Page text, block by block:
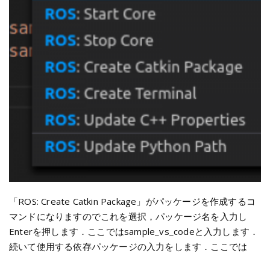
「ROS: Create Catkin Package」がパッケージを作成するコ
マンドになりますのでこれを選択，パッケージ名を入力し
Enterを押します．ここではsample_vs_codeと入力します．
続いて使用する依存パッケージの入力をします．ここでは